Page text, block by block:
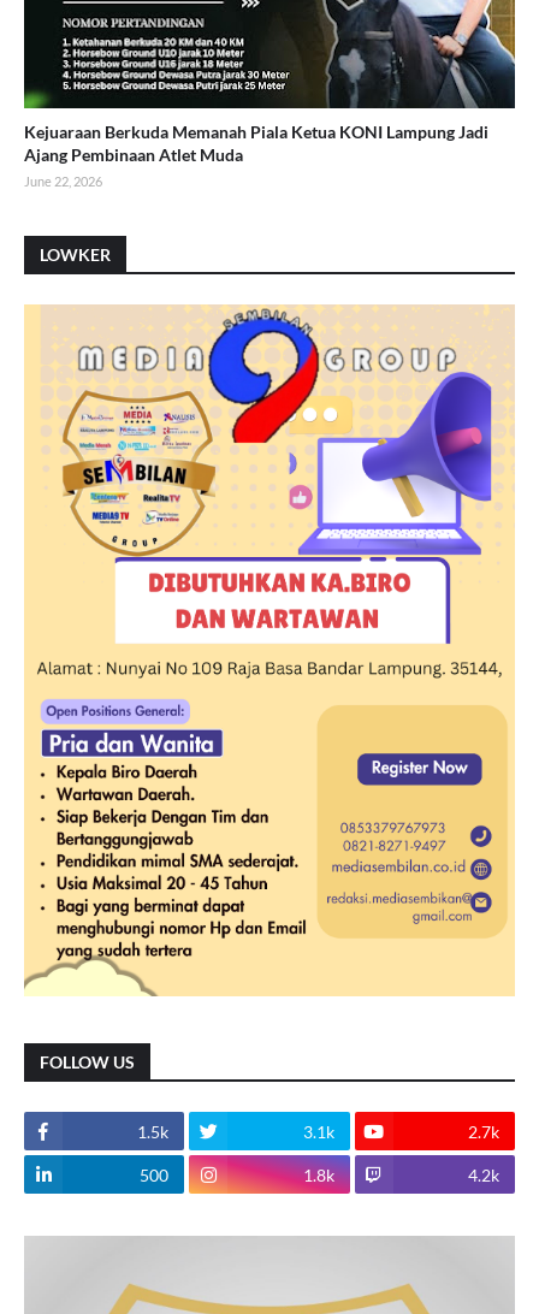
Kejuaraan Berkuda Memanah Piala Ketua KONI Lampung Jadi
Ajang Pembinaan Atlet Muda
June 22, 2026
LOWKER
FOLLOW US
1.5k 3.1k 2.7k
500 1.8k 4.2k